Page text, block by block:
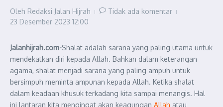
Oleh Redaksi Jalan Hijrah
Tidak ada komentar
23 Desember 2023 12:00
Jalanhijrah.com-Shalat adalah sarana yang paling utama untuk
mendekatkan diri kepada Allah. Bahkan dalam keterangan
agama, shalat menjadi sarana yang paling ampuh untuk
bersimpuh meminta ampunan kepada Allah. Ketika shalat
dalam keadaan khusuk terkadang kita sampai menangis. Hal
ini lantaran kita mengingat akan keagungan Allah atau